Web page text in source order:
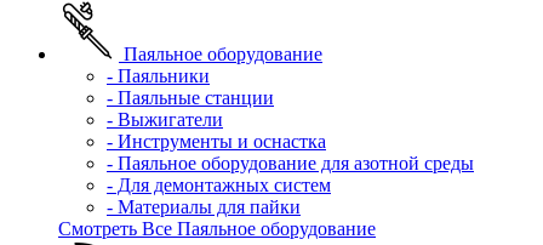
Паяльное оборудование
- Паяльники
- Паяльные станции
- Выжигатели
- Инструменты и оснастка
- Паяльное оборудование для азотной среды
- Для демонтажных систем
- Материалы для пайки
Смотреть Все Паяльное оборудование